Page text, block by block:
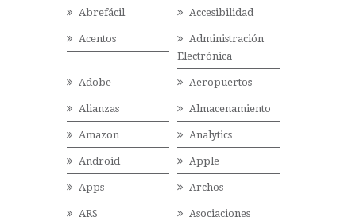
Abrefácil Accesibilidad
Acentos
Administración
Electrónica
Adobe Aeropuertos
Alianzas Almacenamiento
Amazon Analytics
Android Apple
Apps Archos
ARS Asociaciones